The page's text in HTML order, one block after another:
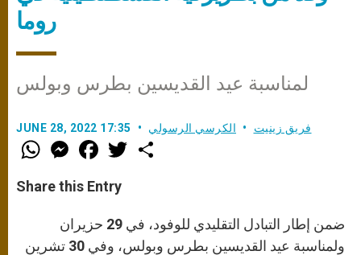
روما
لمناسبة عيد القديسين بطرس وبولس
JUNE 28, 2022 17:35 فريق زينيت الكرسي الرسولي
W
h
t
s
M
e
s
e
g
e
r
F
a
e
b
o
k
w
Share this Entry
ضمن إطار التبادل التقليدي للوفود، في 29 حزيران
ولمناسبة عيد القديسين بطرس وبولس، وفي 30 تشرين